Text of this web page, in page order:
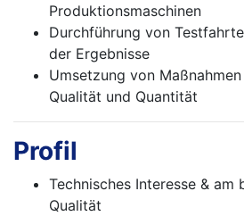
Produktionsmaschinen
Durchführung von
der Ergebnisse
Umsetzung von
Qualität und Quantität
Profil
Technisches Interesse & am
Qualität